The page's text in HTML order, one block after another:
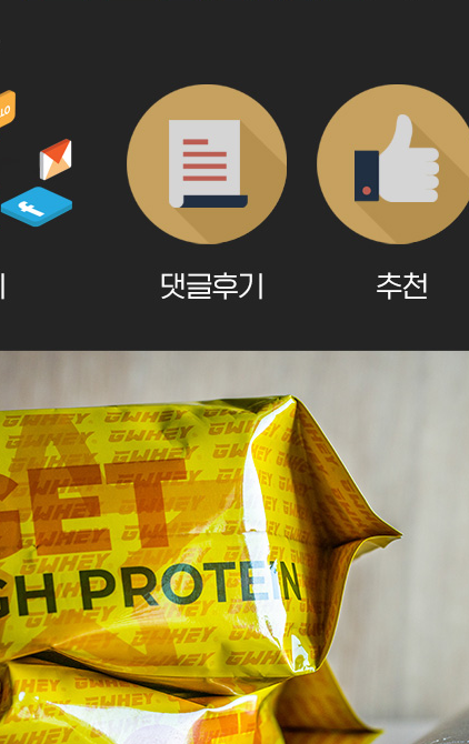
페이코 라이